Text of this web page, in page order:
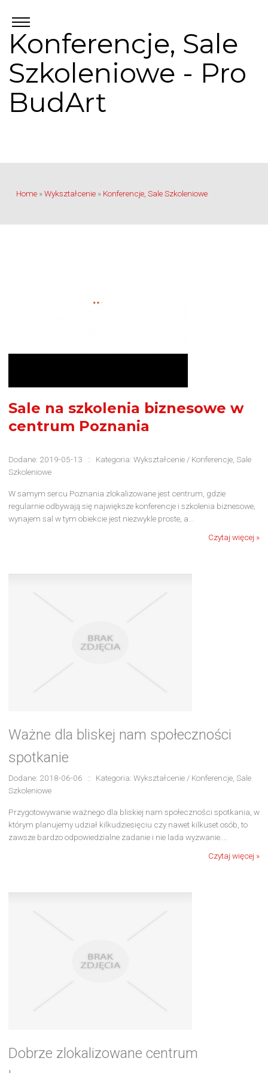
Konferencje, Sale
Szkoleniowe - Pro
BudArt
Home »Wykształcenie » Konferencje, Sale Szkoleniowe
Sale na szkolenia biznesowe w
centrum Poznania
Dodane: 2019-05-13 ::
Kategoria: Wykształcenie / Konferencje, Sale
Szkoleniowe
W samym sercu Poznania zlokalizowane jest centrum, gdzie
regularnie odbywają się największe konferencje i szkolenia biznesowe,
wynajem sal w tym obiekcie jest niezwykle proste, a...
Czytaj więcej »
Ważne dla bliskej nam społeczności
spotkanie
Dodane: 2018-06-06 ::
Kategoria: Wykształcenie / Konferencje, Sale
Szkoleniowe
Przygotowywanie ważnego dla bliskiej nam społeczności spotkania, w
którym planujemy udział kilkudziesięciu czy nawet kilkuset osób, to
zawsze bardzo odpowiedzialne zadanie i nie lada wyzwanie....
Czytaj więcej »
Dobrze zlokalizowane centrum